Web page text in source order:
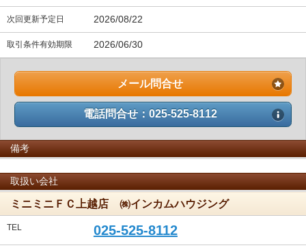
次回更新予定日 2026/08/22
取引条件有効期限 2026/06/30
メール問合せ
電話問合せ：025-525-8112
備考
取扱い会社
ミニミニＦＣ上越店 ㈱インカムハウジング
TEL 025-525-8112